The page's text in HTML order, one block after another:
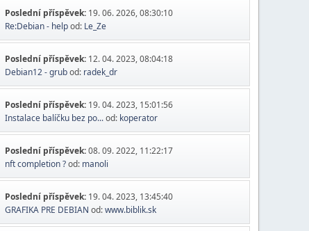
Poslední příspěvek: 19. 06. 2026, 08:30:10
Re:Debian - helpod: Le_Ze
Poslední příspěvek: 12. 04. 2023, 08:04:18
Debian12 - grubod: radek_dr
Poslední příspěvek: 19. 04. 2023, 15:01:56
Instalace balíčku bez po...od: koperator
Poslední příspěvek:08. 09. 2022, 11:22:17
nft completion ?od: manoli
Poslední příspěvek: 19. 04. 2023, 13:45:40
GRAFIKA PRE DEBIAN od:www.biblik.sk